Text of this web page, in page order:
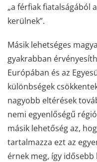
„a férfiak fiatalságából
kerülnek”.
Másik lehetséges
gyakrabban
Európában és az
különbségek
nagyobb eltérések
nemi egyenlőségű
másik lehetőség az,
tartalmazza ezt az
érnek meg, így